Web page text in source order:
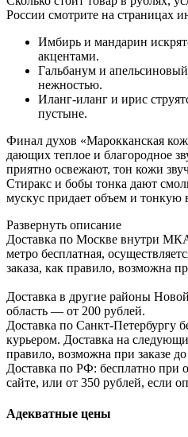
России смотрите на страницах
Имбирь и мандарин
акцентами.
Гальбанум и
нежностью.
Иланг-иланг и ирис
пустыне.
Финал духов «Марокканская
дающих теплое и благородное
приятно освежают, тон кожи
Стиракс и бобы тонка дают
мускус придает объем и тонкую
Развернуть описание
Доставка по Москве внутри
метро бесплатная,
заказа, как правило, возможна
Доставка в другие районы
область — от 200 рублей.
Доставка по Санкт-Петербургу
курьером. Доставка на
правило, возможна при заказе
Доставка по РФ: бесплатно при
сайте, или от 350 рублей, если
Адекватные цены